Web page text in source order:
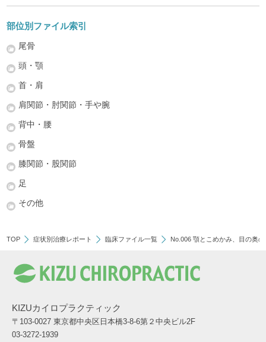
部位別ファイル索引
尾骨
頭・顎
首・肩
肩関節・肘関節・手や腕
背中・腰
骨盤
膝関節・股関節
足
その他
TOP 症状別治療レポート 臨床ファイル一覧 No.006 顎とこめかみ、目の奥
KIZUカイロプラクティック
〒103-0027 東京都中央区日本橋3-8-6第２中央ビル2F
03-3272-1939